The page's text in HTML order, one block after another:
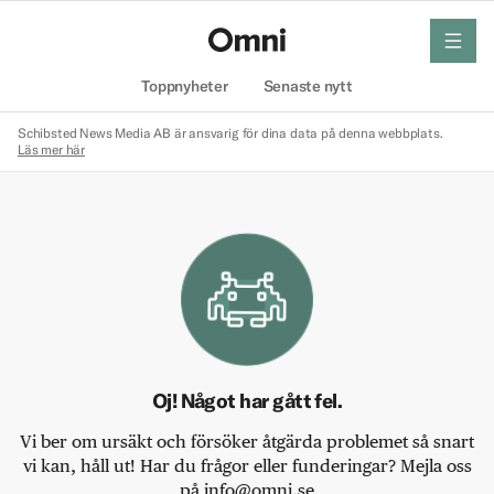
Toppnyheter Senaste nytt
meny
Schibsted News Media AB är ansvarig för dina data på denna webbplats.
Läs mer här
Oj! Något har gått fel.
Vi ber om ursäkt och försöker åtgärda problemet så snart
vi kan, håll ut! Har du frågor eller funderingar? Mejla oss